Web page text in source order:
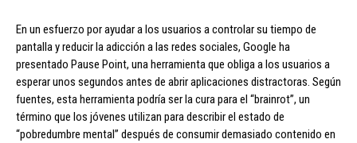
En un esfuerzo por ayudar a los usuarios a controlar su tiempo de
pantalla y reducir la adicción a las redes sociales, Google ha
presentado Pause Point, una herramienta que obliga a los usuarios a
esperar unos segundos antes de abrir aplicaciones distractoras. Según
fuentes, esta herramienta podría ser la cura para el “brainrot”, un
término que los jóvenes utilizan para describir el estado de
“pobredumbre mental” después de consumir demasiado contenido en